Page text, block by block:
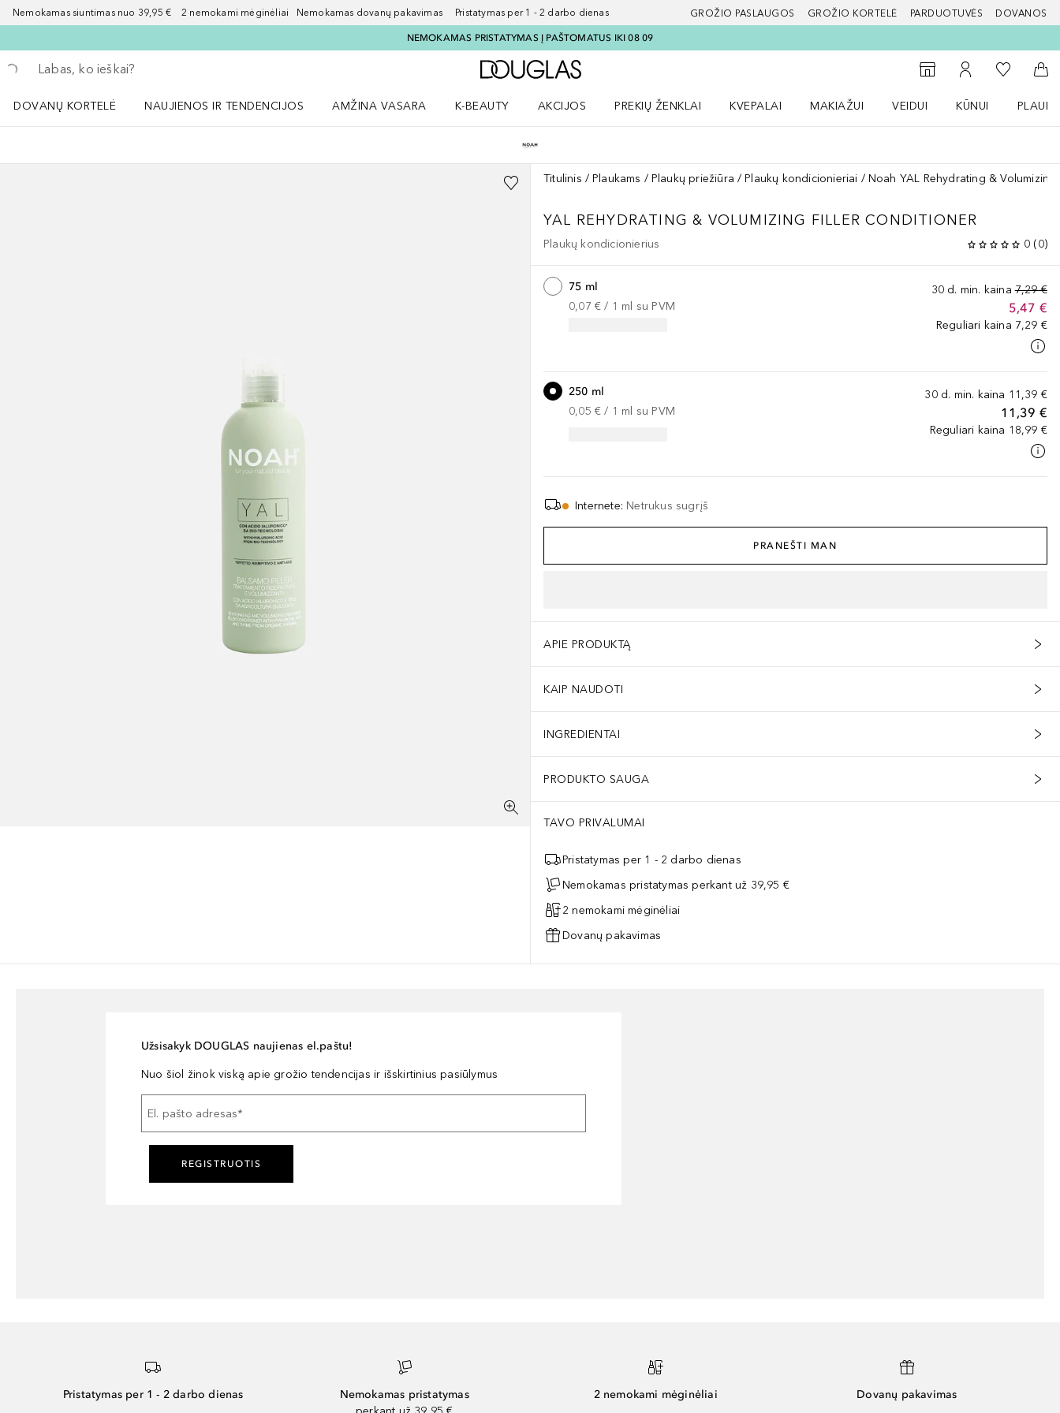
Nemokamas siuntimas nuo 39,95 € 2 nemokami mėginėliai Nemokamas dovanų pakavimas Pristatymas per 1 - 2 darbo dienas GROŽIO PASLAUGOS GROŽIO KORTELĖ PARDUOTUVĖS DOVANOS
NEMOKAMAS PRISTATYMAS Į PAŠTOMATUS IKI 08 09
Grįžk atgal
Vykdykite paiešką
Į Douglas pagrindinį puslapį
Į parduotuvių paiešką
Į mano paskyrą
Į mano
Į
DOVANŲ KORTELĖ
NAUJIENOS IR TENDENCIJOS
AMŽINA VASARA
K-BEAUTY
AKCIJOS
PREKIŲ ŽENKLAI
KVEPALAI
MAKIAŽUI
VEIDUI
KŪNUI
Titulinis Plaukams Plaukų priežiūra Plaukų kondicionieriai Noah YAL Rehydrating &
YAL REHYDRATING & VOLUMIZING FILLER CONDITIONER
Plaukų kondicionierius 0 (0)
30 d. min. kaina 7,29 €
5,47 €
Reguliari kaina 7,29 €
75 ml
0,07 € / 1 ml su PVM
30 d. min. kaina 11,39 €
11,39 €
Reguliari kaina 18,99 €
250 ml
0,05 € / 1 ml su PVM
Internete: Netrukus sugrįš
PRANEŠTI MAN
APIE PRODUKTĄ
KAIP NAUDOTI
INGREDIENTAI
PRODUKTO SAUGA
TAVO PRIVALUMAI
Pristatymas per 1 - 2 darbo dienas
Nemokamas pristatymas perkant už 39,95 €
2 nemokami mėginėliai
Dovanų pakavimas
Užsisakyk DOUGLAS naujienas el.paštu!
Nuo šiol žinok viską apie grožio tendencijas ir išskirtinius pasiūlymus
El. pašto adresas*
REGISTRUOTIS
Pristatymas per 1 - 2 darbo dienas
Nemokamas pristatymas
2 nemokami mėginėliai Dovanų pakavimas